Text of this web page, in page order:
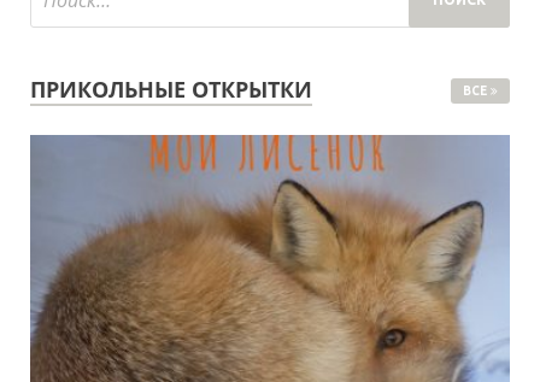
ПРИКОЛЬНЫЕ ОТКРЫТКИ ВСЕ